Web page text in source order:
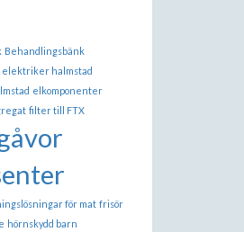
Behandlingsbänk
elektriker halmstad
elkomponenter
filter till FTX
för mat frisör
hörnskydd barn